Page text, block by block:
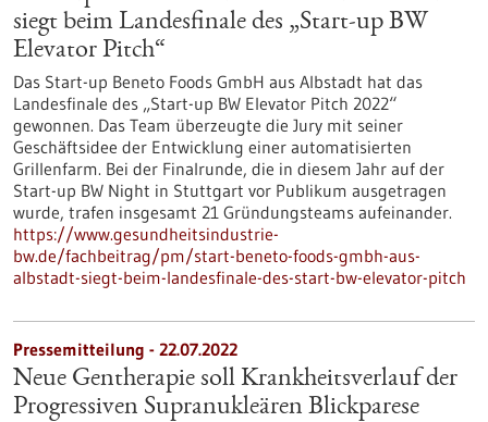
siegt beim Landesfinale des „Start-up BW
Elevator Pitch“
Das Start-up Beneto Foods GmbH aus Albstadt hat das
Landesfinale des „Start-up BW Elevator Pitch 2022“
gewonnen. Das Team überzeugte die Jury mit seiner
Geschäftsidee der Entwicklung einer automatisierten
Grillenfarm. Bei der Finalrunde, die in diesem Jahr auf der
Start-up BW Night in Stuttgart vor Publikum ausgetragen
wurde, trafen insgesamt 21 Gründungsteams aufeinander.
https://www.gesundheitsindustrie-
bw.de/fachbeitrag/pm/start-beneto-foods-gmbh-aus-
albstadt-siegt-beim-landesfinale-des-start-bw-elevator-pitch
Pressemitteilung - 22.07.2022
Neue Gentherapie soll Krankheitsverlauf der
Progressiven Supranukleären Blickparese